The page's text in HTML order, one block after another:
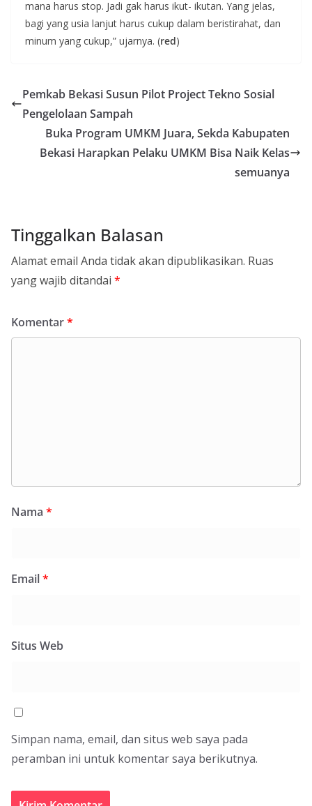
mana harus stop. Jadi gak harus ikut- ikutan. Yang jelas,
bagi yang usia lanjut harus cukup dalam beristirahat, dan
minum yang cukup,” ujarnya. (red)
Pemkab Bekasi Susun Pilot Project Tekno Sosial
Pengelolaan Sampah
Buka Program UMKM Juara, Sekda Kabupaten
Bekasi Harapkan Pelaku UMKM Bisa Naik Kelas
semuanya
Tinggalkan Balasan
Alamat email Anda tidak akan dipublikasikan. Ruas
yang wajib ditandai *
Komentar*
Nama *
Email*
Situs Web
Simpan nama, email, dan situs web saya pada
peramban ini untuk komentar saya berikutnya.